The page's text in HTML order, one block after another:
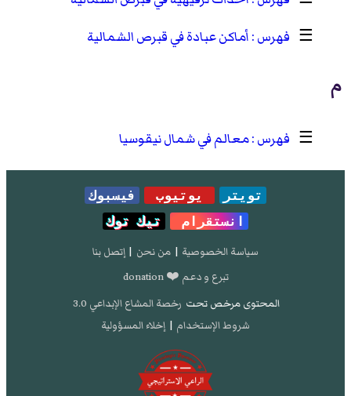
☰
أماكن عبادة في قبرص الشمالية
م
☰ معالم في شمال نيقوسيا
تويتر يوتيوب
فيسبوك
انستقرام
تيك توك
سياسة الخصوصية | من نحن | إتصل بنا
تبرع و دعم ❤️ donation
المحتوى مرخص تحت رخصة المشاع الإبداعي 3.0
شروط الإستخدام | إخلاء المسؤولية